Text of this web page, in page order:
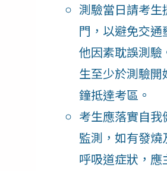
測驗當日請考生
門，以避免交通
他因素耽誤測驗
生至少於測驗開
鐘抵達考區。
考生應落實自我
監測，如有發燒
呼吸道症狀，應